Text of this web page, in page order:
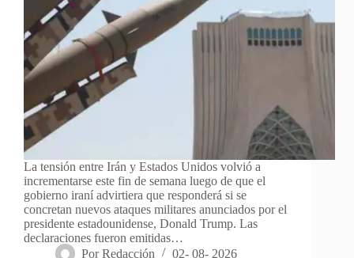
La tensión entre Irán y Estados Unidos volvió a
incrementarse este fin de semana luego de que el
gobierno iraní advirtiera que responderá si se
concretan nuevos ataques militares anunciados por el
presidente estadounidense, Donald Trump. Las
declaraciones fueron emitidas…
Por Redacción 02- 08- 2026